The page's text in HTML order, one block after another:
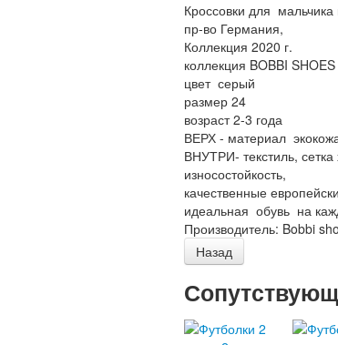
Кроссовки для мальчика
пр-во Германия,
Коллекция 2020 г.
коллекция BOBBI SHOES
цвет серый
размер 24
возраст 2-3 года
ВЕРХ - материал
ВНУТРИ- текстиль, сетка
износостойкость,
качественные
идеальная обувь на
Производитель: Bobbi